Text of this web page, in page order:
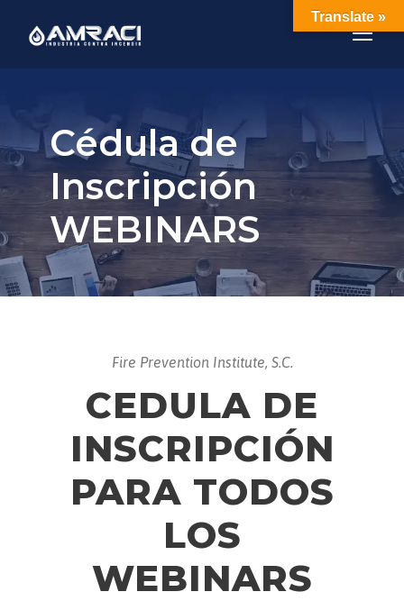
Cédula de
Inscripción
WEBINARS
Fire Prevention Institute, S.C.
CEDULA DE
INSCRIPCIÓN
PARA TODOS
LOS
WEBINARS
Translate »